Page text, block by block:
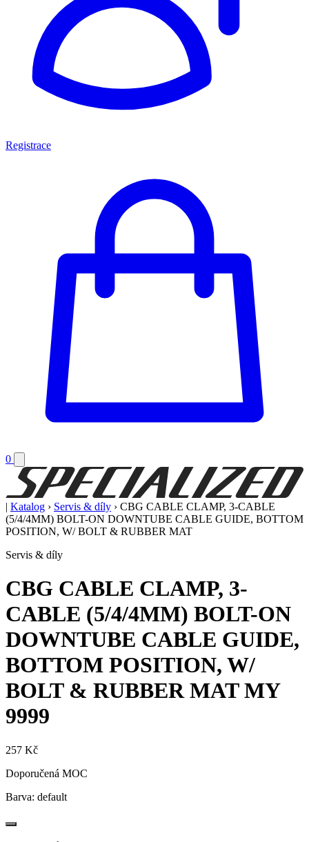
Registrace
0
| Katalog › Servis & díly › CBG CABLE CLAMP, 3-CABLE
(5/4/4MM) BOLT-ON DOWNTUBE CABLE GUIDE, BOTTOM
POSITION, W/ BOLT & RUBBER MAT
Servis & díly
CBG CABLE CLAMP, 3-
CABLE (5/4/4MM) BOLT-ON
DOWNTUBE CABLE GUIDE,
BOTTOM POSITION, W/
BOLT & RUBBER MATMY
9999
257 Kč
Doporučená MOC
Barva: default